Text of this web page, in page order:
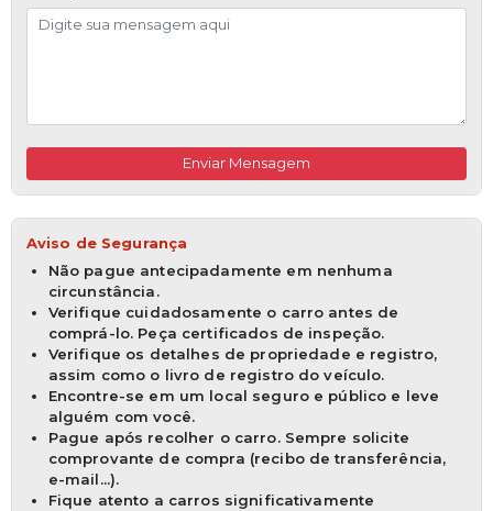
Enviar Mensagem
Aviso de Segurança
Não pague antecipadamente em nenhuma
circunstância.
Verifique cuidadosamente o carro antes de
comprá-lo. Peça certificados de inspeção.
Verifique os detalhes de propriedade e registro,
assim como o livro de registro do veículo.
Encontre-se em um local seguro e público e leve
alguém com você.
Pague após recolher o carro. Sempre solicite
comprovante de compra (recibo de transferência,
e-mail...).
Fique atento a carros significativamente